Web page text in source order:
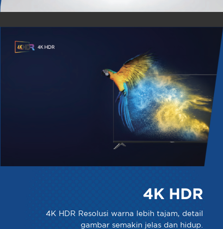
4K HDR
4K HDR Resolusi warna lebih tajam, detail
gambar semakin jelas dan hidup.